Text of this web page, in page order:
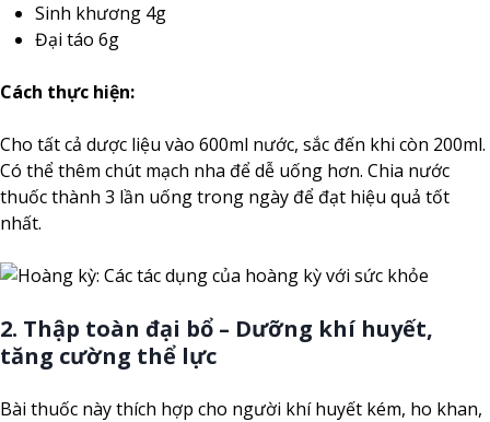
Sinh khương 4g
Đại táo 6g
Cách thực hiện:
Cho tất cả dược liệu vào 600ml nước, sắc đến khi còn 200ml.
Có thể thêm chút mạch nha để dễ uống hơn. Chia nước
thuốc thành 3 lần uống trong ngày để đạt hiệu quả tốt
nhất.
2. Thập toàn đại bổ – Dưỡng khí huyết,
tăng cường thể lực
Bài thuốc này thích hợp cho người khí huyết kém, ho khan,